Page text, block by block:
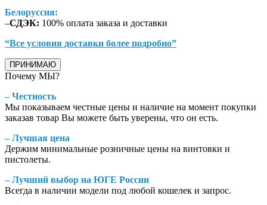
Белоруссия:
–СДЭК: 100% оплата заказа и доставки
“Все условия доставки более подробно”
ПРИНИМАЮ
Почему МЫ?
– Честность
Мы показываем честные цены и наличие на момент покупки
заказав товар Вы можете быть уверены, что он есть.
– Лучшая цена
Держим минимальные розничные цены на винтовки и
пистолеты.
– Лучший выбор на ЮГЕ России
Всегда в наличии модели под любой кошелек и запрос.